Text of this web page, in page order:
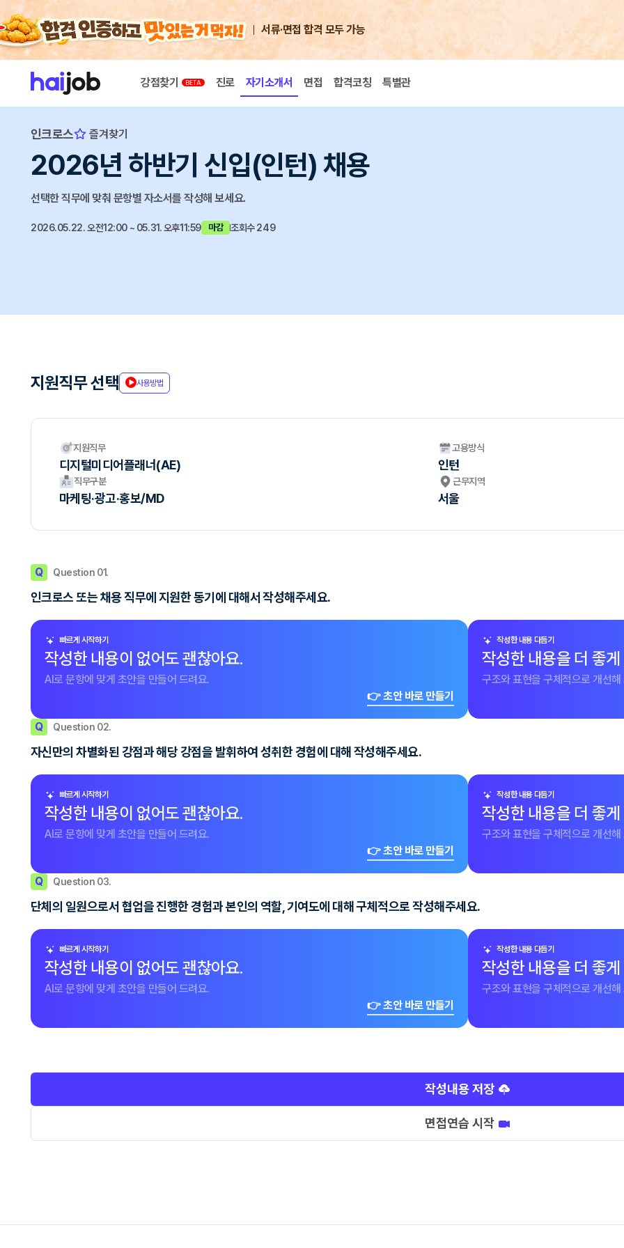
서류·면접 합격 모두 가능
강점찾기 진로 자기소개서 면접 합격코칭 특별관
인크로스 즐겨찾기
2026년 하반기 신입(인턴) 채용
선택한 직무에 맞춰 문항별 자소서를 작성해 보세요.
2026.05.22. 오전12:00 ~ 05.31. 오후11:59 마감 조회수 249
지원직무 선택 사용방법
지원직무
디지털미디어플래너(AE)
고용방식
인턴
직무구분
마케팅·광고·홍보/MD
근무지역
서울
Q Question 01.
인크로스 또는 채용 직무에 지원한 동기에 대해서 작성해주세요.
빠르게 시작하기
작성한 내용이 없어도 괜찮아요.
AI로 문항에 맞게 초안을 만들어 드려요.
👉 초안 바로 만들기
작성한 내용 다듬기
작성한 내용을 더 좋
구조와 표현을 구체적으로 개선해
Q Question 02.
자신만의 차별화된 강점과 해당 강점을 발휘하여 성취한 경험에 대해 작성해주세요.
빠르게 시작하기
작성한 내용이 없어도 괜찮아요.
AI로 문항에 맞게 초안을 만들어 드려요.
👉 초안 바로 만들기
작성한 내용 다듬기
작성한 내용을 더 좋
구조와 표현을 구체적으로 개선해
Q Question 03.
단체의 일원으로서 협업을 진행한 경험과 본인의 역할, 기여도에 대해 구체적으로 작성해주세요.
빠르게 시작하기
작성한 내용이 없어도 괜찮아요.
AI로 문항에 맞게 초안을 만들어 드려요.
👉 초안 바로 만들기
작성한 내용 다듬기
작성한 내용을 더 좋
구조와 표현을 구체적으로 개선해
작성내용 저장
면접연습 시작